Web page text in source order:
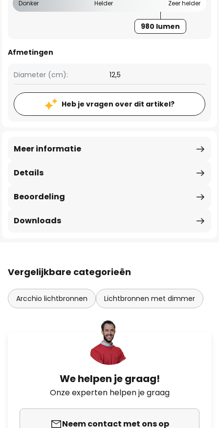
Donker Helder Zeer helder
980 lumen
Afmetingen
Diameter (cm): 12,5
Heb je vragen over dit artikel?
Details
Meer informatie
Beoordeling
Downloads
Vergelijkbare categorieën
Arcchio lichtbronnen Lichtbronnen met dimmer
We helpen je graag!
Onze experten helpen je graag
Neem contact met ons op